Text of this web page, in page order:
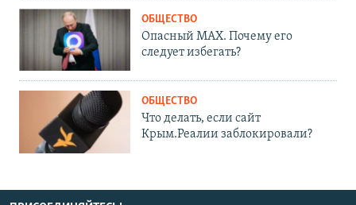
ОБЩЕСТВО
Опасный MAX. Почему его
следует избегать?
ОБЩЕСТВО
Что делать, если сайт
Крым.Реалии заблокировали?